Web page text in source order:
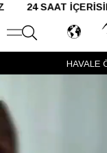
İÇERİSİNDE
HAVALE